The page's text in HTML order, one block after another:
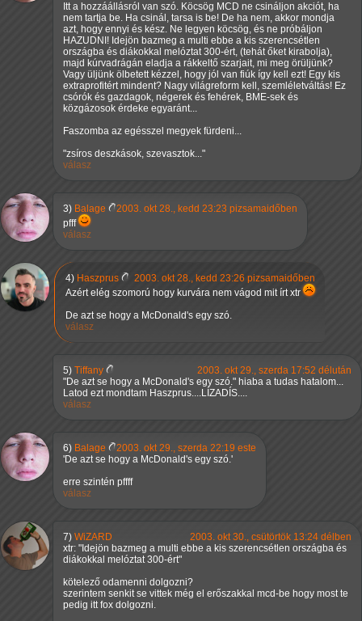
Itt a hozzáállásról van szó. Köcsög MCD ne csináljon akciót, ha
nem tartja be. Ha csinál, tarsa is be! De ha nem, akkor mondja
azt, hogy ennyi és kész. Ne legyen köcsög, és ne próbáljon
HAZUDNI! Idejön bazmeg a multi ebbe a kis szerencsétlen
országba és diákokkal melóztat 300-ért, (tehát őket kirabolja),
majd kúrvadrágán eladja a rákkeltő szarjait, mi meg örüljünk?
Vagy üljünk ölbetett kézzel, hogy jól van fiúk így kell ezt! Egy kis
extraprofitért mindent? Nagy világreform kell, szemléletváltás! Ez
csórók és gazdagok, négerek és fehérek, BME-sek és
közgázosok érdeke egyaránt...
Faszomba az egésszel megyek fürdeni...
"zsíros deszkások, szevasztok..."
válasz
3) Balage
2003. okt 28., kedd 23:23 pizsamaidőben
pfff
válasz
4) Haszprus
2003. okt 28., kedd 23:26 pizsamaidőben
Azért elég szomorú hogy kurvára nem vágod mit írt xtr
De azt se hogy a McDonald's egy szó.
válasz
5) Tiffany
2003. okt 29., szerda 17:52 délután
"De azt se hogy a McDonald's egy szó." hiaba a tudas hatalom...
Latod ezt mondtam Haszprus....LÍZADÍS....
válasz
6) Balage
2003. okt 29., szerda 22:19 este
'De azt se hogy a McDonald's egy szó.'
erre szintén pffff
válasz
7) WiZARD
2003. okt 30., csütörtök 13:24 délben
xtr: "Idejön bazmeg a multi ebbe a kis szerencsétlen országba és
diákokkal melóztat 300-ért"
kötelező odamenni dolgozni?
szerintem senkit se vittek még el erőszakkal mcd-be hogy most te
pedig itt fox dolgozni.